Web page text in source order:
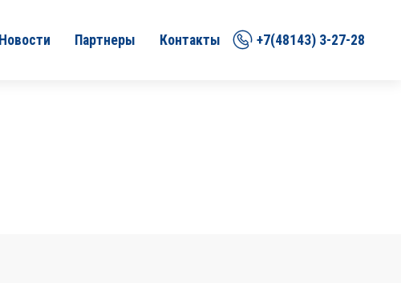
Новости Партнеры Контакты +7(48143) 3-27-28